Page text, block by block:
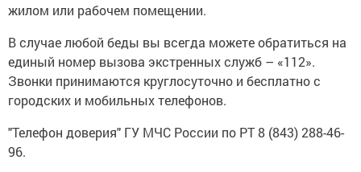
жилом или рабочем помещении.
В случае любой беды вы всегда можете обратиться на
единый номер вызова экстренных служб – «112».
Звонки принимаются круглосуточно и бесплатно с
городских и мобильных телефонов.
"Телефон доверия" ГУ МЧС России по РТ 8 (843) 288-46-
96.